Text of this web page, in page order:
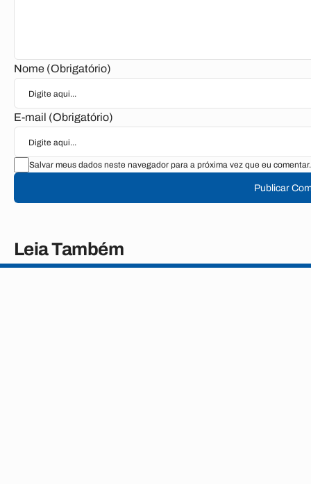
Nome (Obrigatório)
E-mail (Obrigatório)
Salvar meus dados neste navegador para a próxima vez que eu comentar.
Publicar
Leia Também